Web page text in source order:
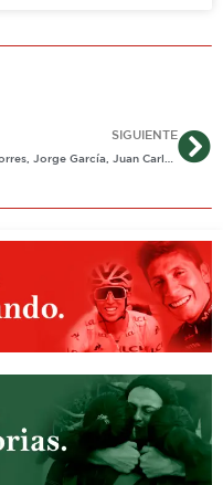
SIGUIENTE
JJ Torres, Jorge García, Juan Carlos Suárez y nueve ex funcionarios mas investigados por «La nueva Jerusalén»